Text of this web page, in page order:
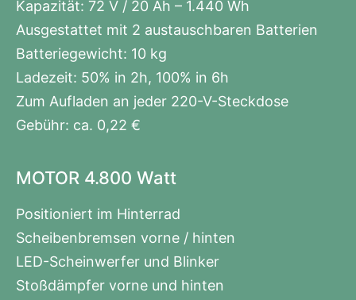
Kapazität: 72 V / 20 Ah – 1.440 Wh
Ausgestattet mit 2 austauschbaren Batterien
Batteriegewicht: 10 kg
Ladezeit: 50% in 2h, 100% in 6h
Zum Aufladen an jeder 220-V-Steckdose
Gebühr: ca. 0,22 €
MOTOR 4.800 Watt
Positioniert im Hinterrad
Scheibenbremsen vorne / hinten
LED-Scheinwerfer und Blinker
Stoßdämpfer vorne und hinten